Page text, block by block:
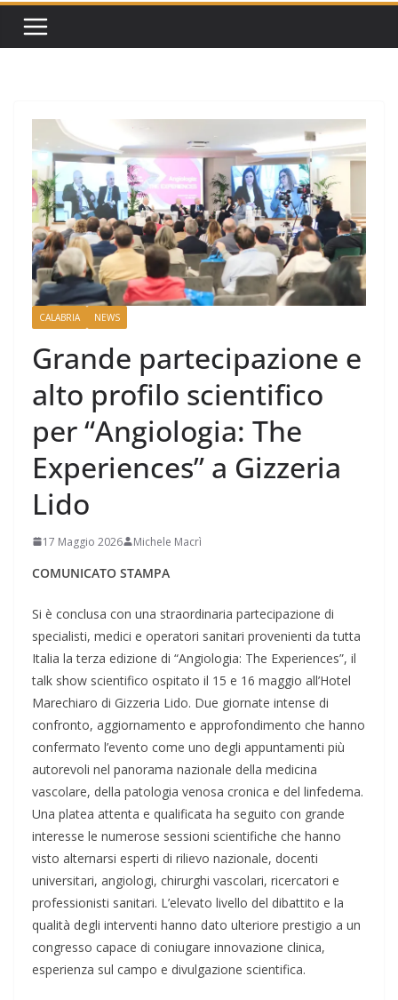
CALABRIA NEWS
Grande partecipazione e
alto profilo scientifico
per “Angiologia: The
Experiences” a Gizzeria
Lido
17 Maggio 2026 Michele Macrì
COMUNICATO STAMPA
Si è conclusa con una straordinaria partecipazione di
specialisti, medici e operatori sanitari provenienti da tutta
Italia la terza edizione di “Angiologia: The Experiences”, il
talk show scientifico ospitato il 15 e 16 maggio all’Hotel
Marechiaro di Gizzeria Lido. Due giornate intense di
confronto, aggiornamento e approfondimento che hanno
confermato l’evento come uno degli appuntamenti più
autorevoli nel panorama nazionale della medicina
vascolare, della patologia venosa cronica e del linfedema.
Una platea attenta e qualificata ha seguito con grande
interesse le numerose sessioni scientifiche che hanno
visto alternarsi esperti di rilievo nazionale, docenti
universitari, angiologi, chirurghi vascolari, ricercatori e
professionisti sanitari. L’elevato livello del dibattito e la
qualità degli interventi hanno dato ulteriore prestigio a un
congresso capace di coniugare innovazione clinica,
esperienza sul campo e divulgazione scientifica.